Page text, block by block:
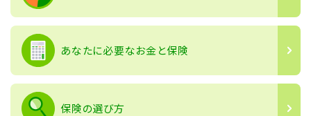
あなたに必要なお金と保険
保険の選び方